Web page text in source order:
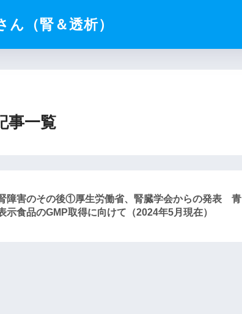
（腎＆透析）
事一覧
障害のその後①厚生労働省、腎臓学会からの発表 青
示食品のGMP取得に向けて（2024年5月現在）